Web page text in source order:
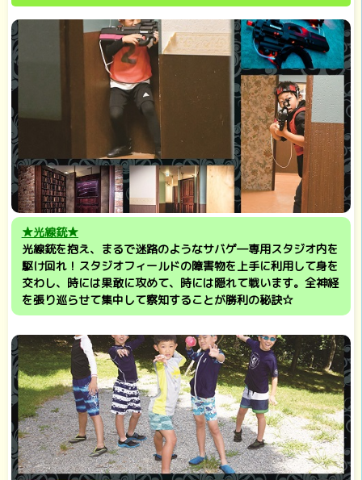
★光線銃★
光線銃を抱え、まるで迷路のようなサバゲ―専用スタジオ内を
駆け回れ！スタジオフィールドの障害物を上手に利用して身を
交わし、時には果敢に攻めて、時には隠れて戦います。全神経
を張り巡らせて集中して察知することが勝利の秘訣☆